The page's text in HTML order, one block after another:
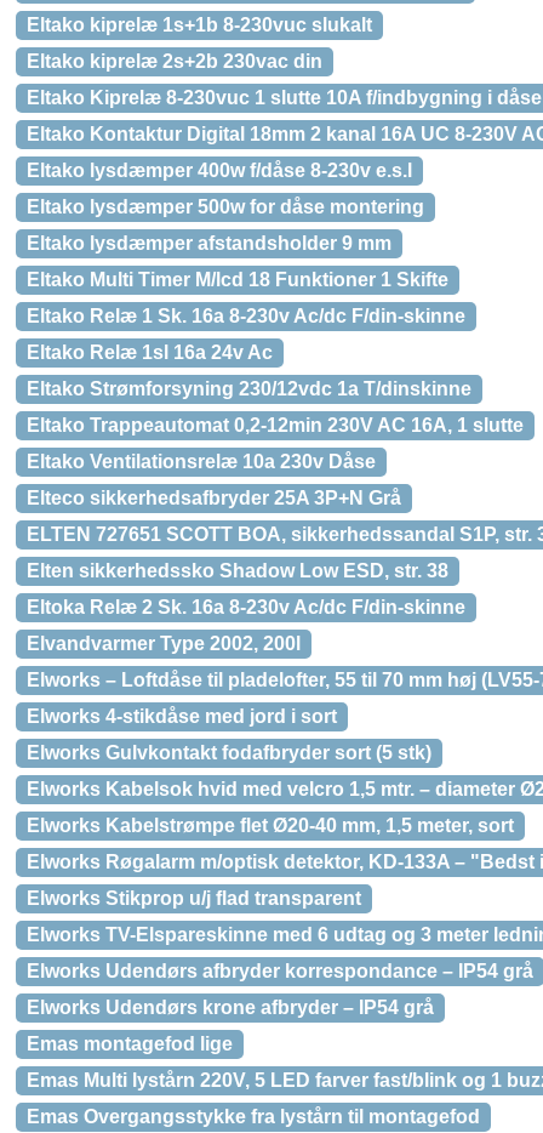
Eltako kiprelæ 1s+1b 8-230vuc slukalt
Eltako kiprelæ 2s+2b 230vac din
Eltako Kiprelæ 8-230vuc 1 slutte 10A f/indbygning i dåse
Eltako Kontaktur Digital 18mm 2 kanal 16A UC 8-230V
Eltako lysdæmper 400w f/dåse 8-230v e.s.l
Eltako lysdæmper 500w for dåse montering
Eltako lysdæmper afstandsholder 9 mm
Eltako Multi Timer M/lcd 18 Funktioner 1 Skifte
Eltako Relæ 1 Sk. 16a 8-230v Ac/dc F/din-skinne
Eltako Relæ 1sl 16a 24v Ac
Eltako Strømforsyning 230/12vdc 1a T/dinskinne
Eltako Trappeautomat 0,2-12min 230V AC 16A, 1 slutte
Eltako Ventilationsrelæ 10a 230v Dåse
Elteco sikkerhedsafbryder 25A 3P+N Grå
ELTEN 727651 SCOTT BOA, sikkerhedssandal S1P, str.
Elten sikkerhedssko Shadow Low ESD, str. 38
Eltoka Relæ 2 Sk. 16a 8-230v Ac/dc F/din-skinne
Elvandvarmer Type 2002, 200l
Elworks – Loftdåse til pladelofter, 55 til 70 mm høj (LV55-
Elworks 4-stikdåse med jord i sort
Elworks Gulvkontakt fodafbryder sort (5 stk)
Elworks Kabelsok hvid med velcro 1,5 mtr. – diameter
Elworks Kabelstrømpe flet Ø20-40 mm, 1,5 meter, sort
Elworks Røgalarm m/optisk detektor, KD-133A –
Elworks Stikprop u/j flad transparent
Elworks TV-Elspareskinne med 6 udtag og 3 meter
Elworks Udendørs afbryder korrespondance – IP54 grå
Elworks Udendørs krone afbryder – IP54 grå
Emas montagefod lige
Emas Multi lystårn 220V, 5 LED farver fast/blink og 1
Emas Overgangsstykke fra lystårn til montagefod